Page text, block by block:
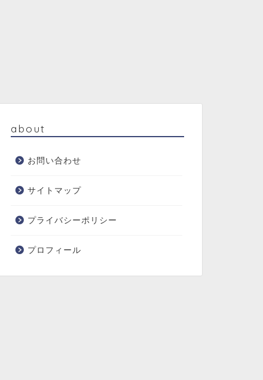
about
お問い合わせ
サイトマップ
プライバシーポリシー
プロフィール